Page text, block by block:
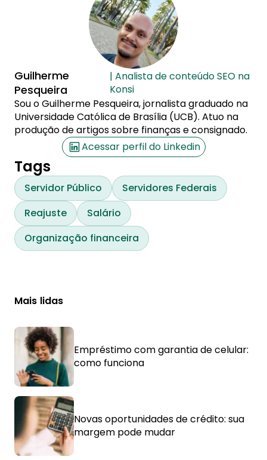
Guilherme
Pesqueira
| Analista de conteúdo SEO na
Konsi
Sou o Guilherme Pesqueira, jornalista graduado na
Universidade Católica de Brasília (UCB). Atuo na
produção de artigos sobre finanças e consignado.
Acessar perfil do Linkedin
Tags
Servidor Público
Servidores Federais
Reajuste
Salário
Organização financeira
Mais lidas
Empréstimo com garantia de celular:
como funciona
Novas oportunidades de crédito: sua
margem pode mudar